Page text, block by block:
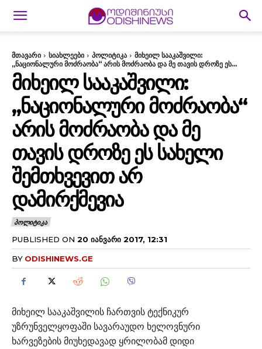
მთავარი სიახლეები პოლიტიკა
მიხეილ სააკაშვილი:
„ნაციონალური მოძრაობა“ არის მოძრაობა და მე თავის დროზე ეს...
ᲛᲘᲮᲔᲘᲚ ᲡᲐᲐᲙᲐᲨᲕᲘᲚᲘ:
„ᲜᲐᲪᲘᲝᲜᲐᲚᲣᲠᲘ ᲛᲝᲫᲠᲐᲝᲑᲐ“
ᲐᲠᲘᲡ ᲛᲝᲫᲠᲐᲝᲑᲐ ᲓᲐ ᲛᲔ
ᲗᲐᲕᲘᲡ ᲓᲠᲝᲖᲔ ᲔᲡ ᲡᲐᲮᲔᲚᲘ
ᲨᲔᲛᲗᲮᲕᲔᲕᲘᲗ ᲐᲠ
ᲓᲐᲛᲘᲠᲥᲛᲔᲕᲘᲐ
ᲞᲝᲚᲘᲢᲘᲙᲐ
PUBLISHED ON 20 ᲘᲐᲜᲕᲐᲠᲘ 2017, 12:31
BY ODISHINEWS.GE
მიხეილ სააკაშვილის ჩართვის ტექნიკურ
უზრუნველყოფაში სავარაუდო ხელოვნური
ხარვეზების მიუხედავად ყრილობამ დიდი